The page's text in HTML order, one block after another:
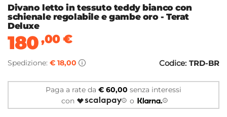
Divano letto in tessuto teddy bianco con
schienale regolabile e gambe oro - Terat
Deluxe
180,00€
Spedizione: € 18,00 Codice: TRD-BR
Paga a rate da € 60,00 senza interessi
con
o